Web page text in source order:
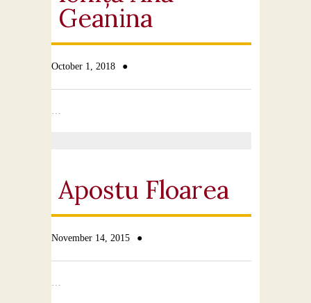
Geanina
October 1, 2018 ●
…
Apostu Floarea
November 14, 2015 ●
…